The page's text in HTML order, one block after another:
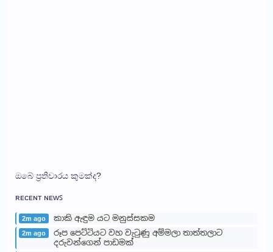
ඔබේ ප්‍රතිචාරය කුමක්ද?
ʀᴇᴄᴇɴᴛ ɴᴇᴡꜱ
2m ago කාකි ඇඳුම යට මනුස්සකම
2m ago
රූප පෙට්ටියට වහ වැටුණු අම්මලා තාත්තලාට
දරුවන්ගෙන් පාඩමක්